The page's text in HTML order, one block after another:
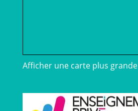
Afficher une carte plus grande